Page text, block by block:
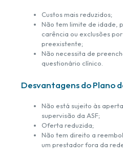
Custos mais reduzidos;
Não tem limite de idade,
carência ou exclusões
preexistente;
Não necessita de
questionário clínico.
Desvantagens do Plano
Não está sujeito às
supervisão da ASF;
Oferta reduzida;
Não tem direito a
um prestador fora da